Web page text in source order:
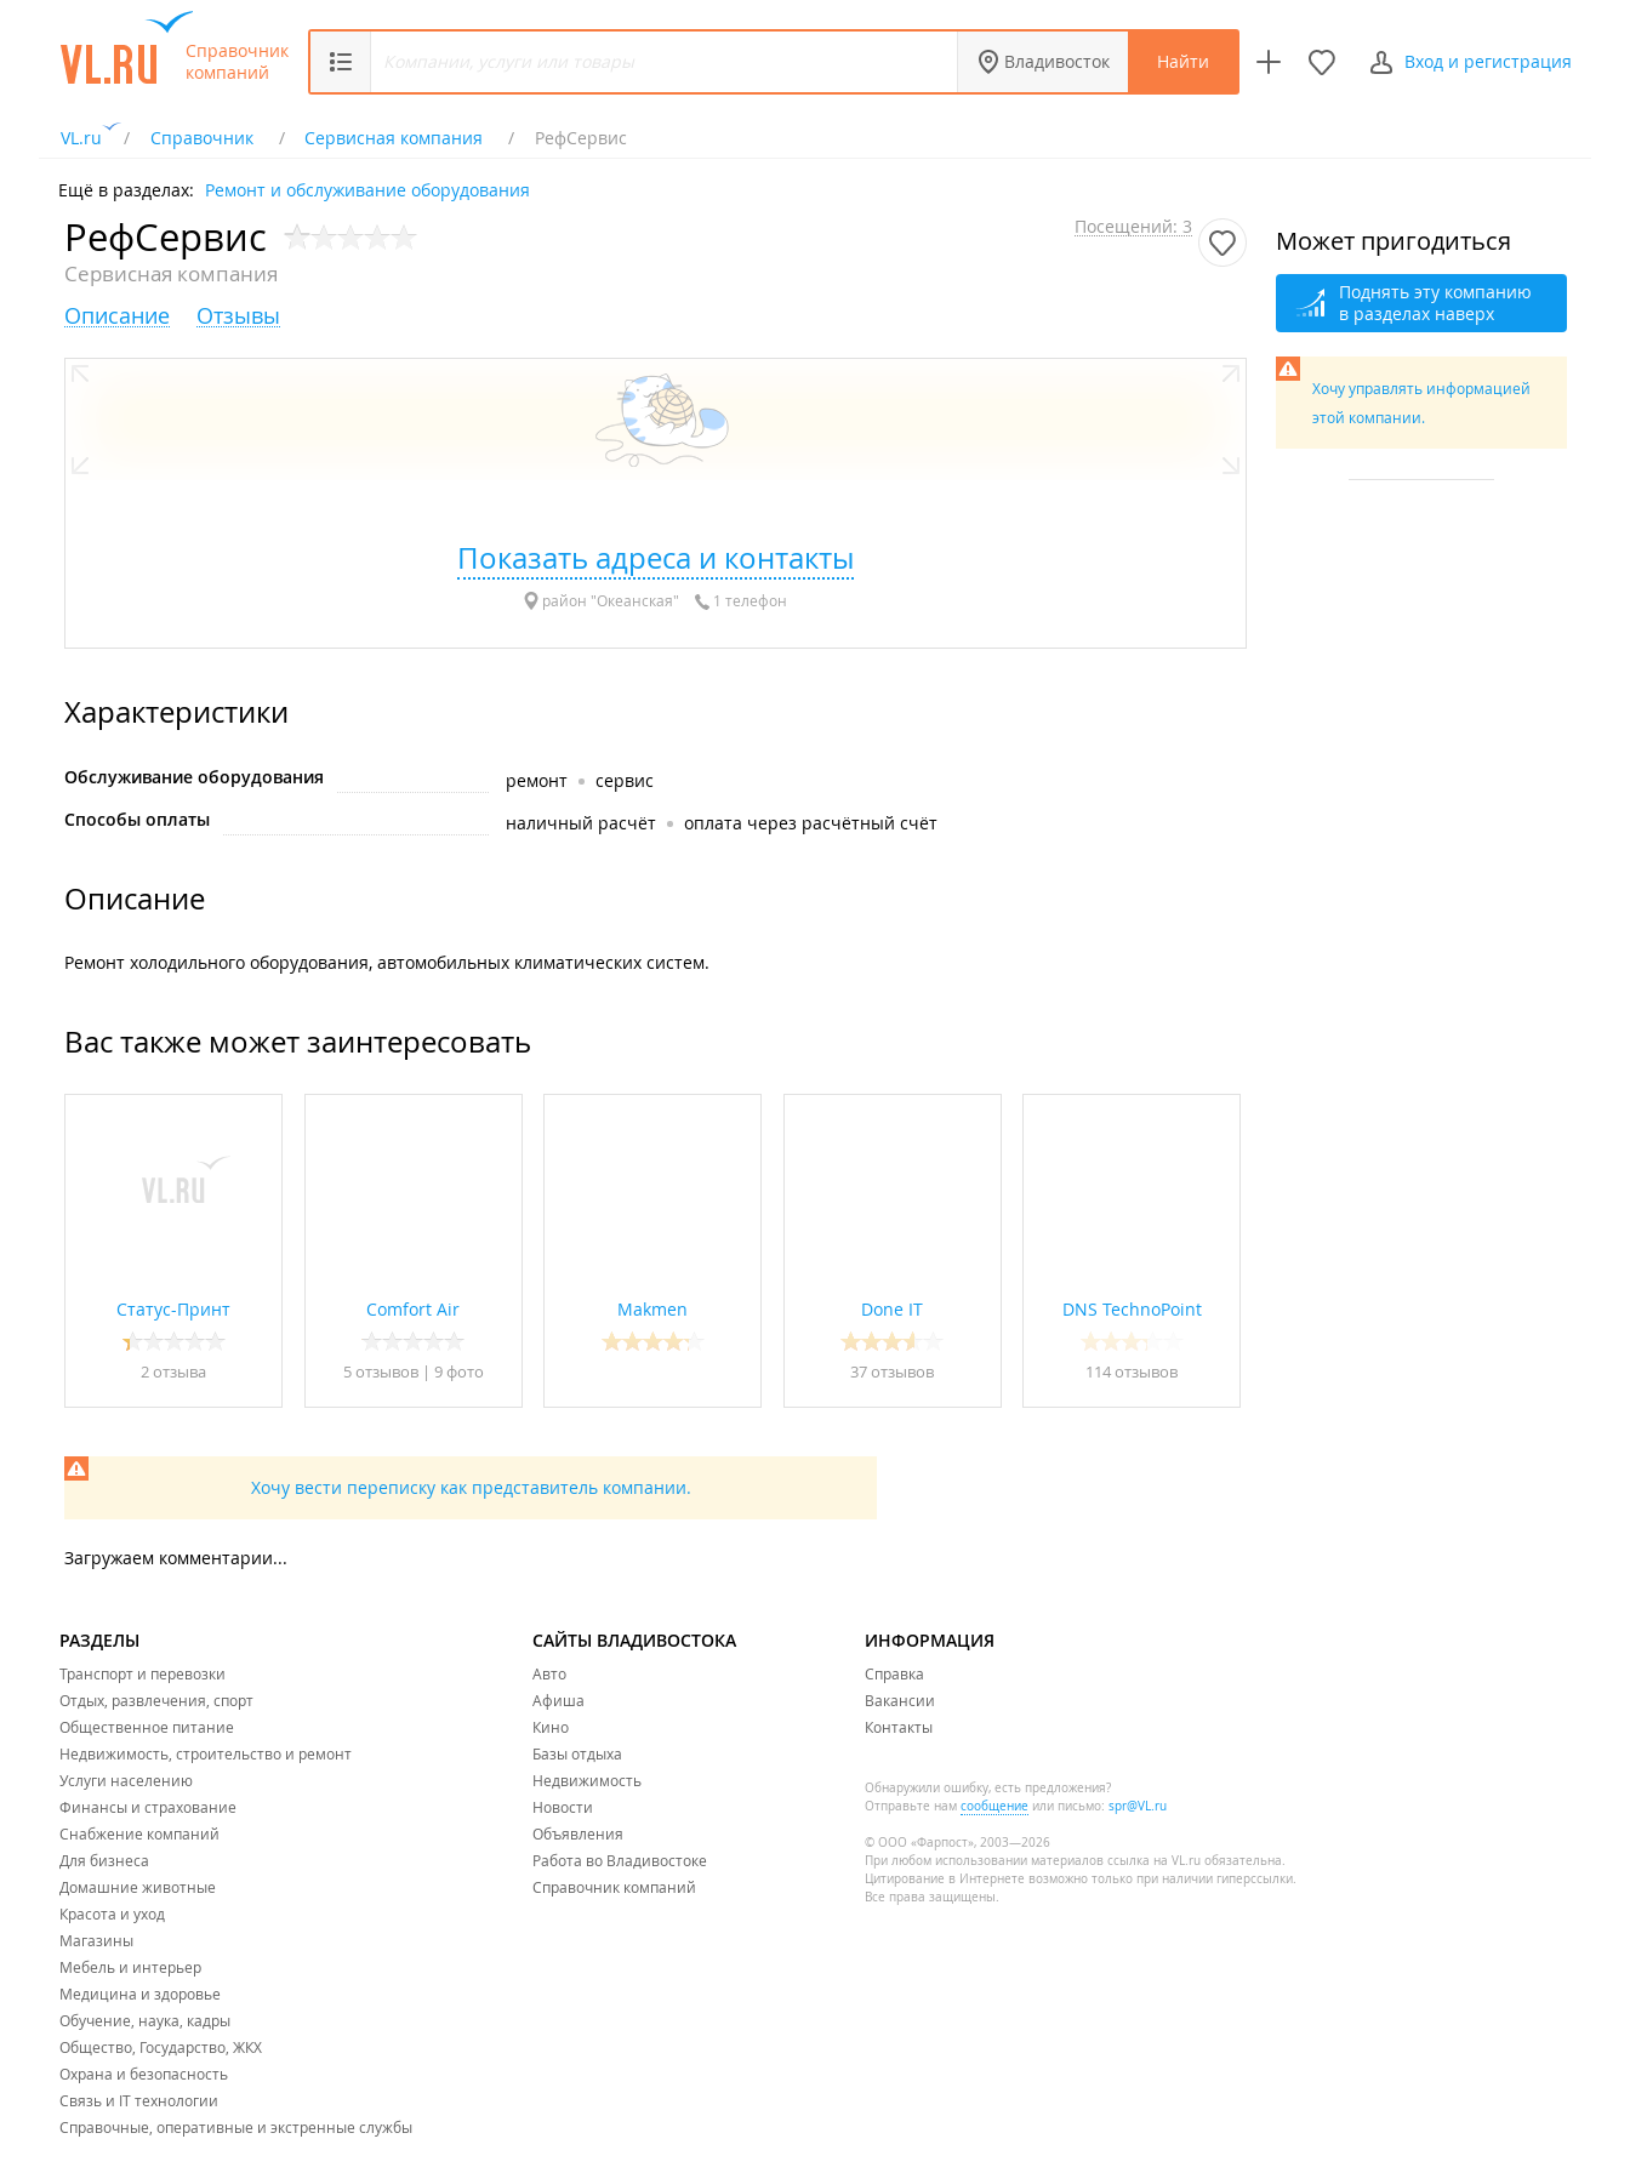
Справочник
компаний
Владивосток Найти Вход и регистрация
VL.ru Справочник Сервисная компания РефСервис
Ещё в разделах: Ремонт и обслуживание оборудования
РефСервис
Сервисная компания
Посещений: 3
Описание Отзывы
Показать адреса и контакты
район "Океанская" 1 телефон
Характеристики
Обслуживание оборудования ремонт
сервис
Способы оплаты
наличный расчёт оплата через расчётный счёт
Описание
Ремонт холодильного оборудования, автомобильных климатических систем.
Вас также может заинтересовать
Статус-Принт
2 отзывa
Comfort Air
5 отзывов| 9 фото
Makmen Done IT
37 отзывов
DNS TechnoPoint
114 отзывов
Хочу вести переписку как представитель компании.
Загружаем комментарии...
Может пригодиться
Поднять эту компанию
в разделах наверх
Хочу управлять информацией
этой компании.
РАЗДЕЛЫ
Транспорт и перевозки
Отдых, развлечения, спорт
Общественное питание
Недвижимость, строительство и ремонт
Услуги населению
Финансы и страхование
Снабжение компаний
Для бизнеса
Домашние животные
Красота и уход
Магазины
Мебель и интерьер
Медицина и здоровье
Обучение, наука, кадры
Общество, Государство, ЖКХ
Охрана и безопасность
Связь и IT технологии
Справочные, оперативные и экстренные службы
САЙТЫ ВЛАДИВОСТОКА
Авто
Афиша
Кино
Базы отдыха
Недвижимость
Новости
Объявления
Работа во Владивостоке
Справочник компаний
ИНФОРМАЦИЯ
Справка
Вакансии
Контакты
Обнаружили ошибку, есть предложения?
Отправьте нам сообщение или письмо: spr@VL.ru
© ООО «Фарпост», 2003—2026
При любом использовании материалов ссылка на VL.ru обязательна.
Цитирование в Интернете возможно только при наличии гиперссылки.
Все права защищены.